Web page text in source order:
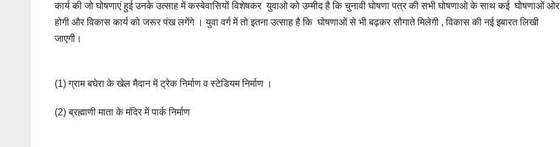
कार्य की जो घोषणाएं हुई उनके उत्साह में कस्बेवासियों विशेषकर युवाओ को उम्मीद है कि चुनावी घोषणा पत्र की सभी घोषणाओ के साथ कई घोषणाओं ओर
होगी और विकास कार्य को जरूर पंख लगेंगे । युवा वर्ग में तो इतना उत्साह है कि घोषणाओं से भी बढ़कर सौगाते मिलेगी , विकास की नई इबारत लिखी
जाएगी।
(1) ग्राम बघेरा के खेल मैदान में ट्रेक निर्माण व स्टेडियम निर्माण ।
(2) ब्रह्माणी माता के मंदिर में पार्क निर्माण